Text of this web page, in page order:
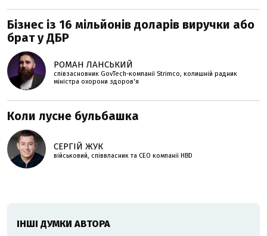
Бізнес із 16 мільйонів доларів виручки або
брат у ДБР
РОМАН ЛАНСЬКИЙ
співзасновник GovTech-компанії Strimco, колишній радник
міністра охорони здоров'я
Коли лусне бульбашка
СЕРГІЙ ЖУК
військовий, співвласник та СЕО компанії HBD
ІНШІ ДУМКИ АВТОРА